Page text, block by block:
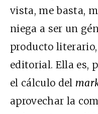
vista, me basta,
niega a ser un
producto
editorial. Ella es,
el cálculo del
aprovechar la